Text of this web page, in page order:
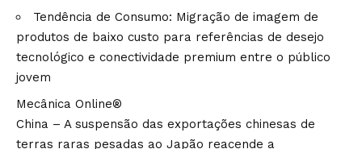
Tendência de Consumo: Migração de imagem de
produtos de baixo custo para referências de desejo
tecnológico e conectividade premium entre o público
jovem
Mecânica Online®
China – A suspensão das exportações chinesas de
terras raras pesadas ao Japão reacende a